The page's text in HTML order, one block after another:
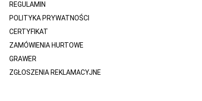
REGULAMIN
POLITYKA PRYWATNOŚCI
CERTYFIKAT
ZAMÓWIENIA HURTOWE
GRAWER
ZGŁOSZENIA REKLAMACYJNE